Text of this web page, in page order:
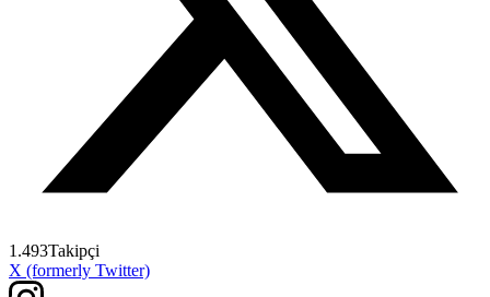
1.493Takipçi
X (formerly Twitter)